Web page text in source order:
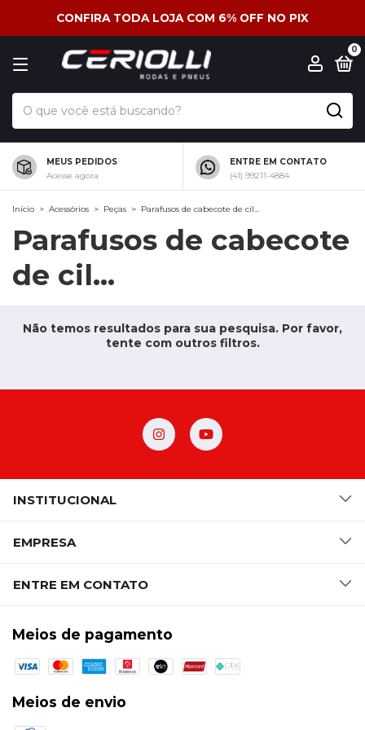
CONFIRA TODA LOJA COM 6% OFF NO PIX
0
MEUS PEDIDOS
Acesse agora
ENTRE EM CONTATO
(41) 99211-4884
Início > Acessórios > Peças > Parafusos de cabecote de cil...
Parafusos de cabecote
de cil...
Não temos resultados para sua pesquisa. Por favor,
tente com outros filtros.
INSTITUCIONAL
EMPRESA
ENTRE EM CONTATO
Meios de pagamento
Meios de envio